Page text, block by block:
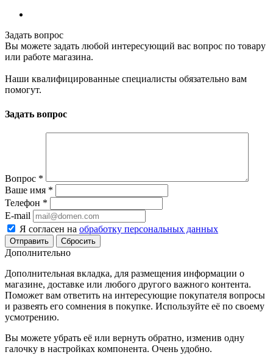
Задать вопрос
Вы можете задать любой интересующий вас вопрос по товару
или работе магазина.
Наши квалифицированные специалисты обязательно вам
помогут.
Задать вопрос
Вопрос *
Ваше имя *
Телефон *
E-mail
Я согласен на обработку персональных данных
Сбросить
Дополнительно
Дополнительная вкладка, для размещения информации о
магазине, доставке или любого другого важного контента.
Поможет вам ответить на интересующие покупателя вопросы
и развеять его сомнения в покупке. Используйте её по своему
усмотрению.
Вы можете убрать её или вернуть обратно, изменив одну
галочку в настройках компонента. Очень удобно.